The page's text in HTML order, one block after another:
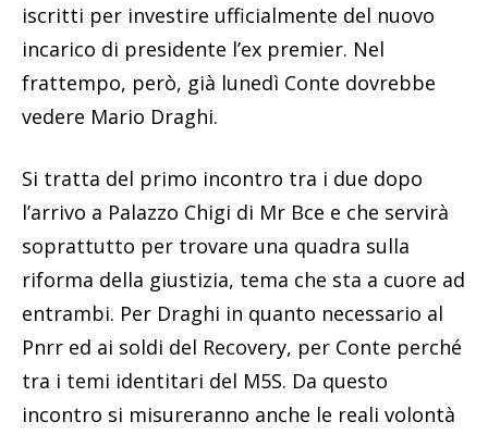
iscritti per investire ufficialmente del nuovo
incarico di presidente l’ex premier. Nel
frattempo, però, già lunedì Conte dovrebbe
vedere Mario Draghi.
Si tratta del primo incontro tra i due dopo
l’arrivo a Palazzo Chigi di Mr Bce e che servirà
soprattutto per trovare una quadra sulla
riforma della giustizia, tema che sta a cuore ad
entrambi. Per Draghi in quanto necessario al
Pnrr ed ai soldi del Recovery, per Conte perché
tra i temi identitari del M5S. Da questo
incontro si misureranno anche le reali volontà